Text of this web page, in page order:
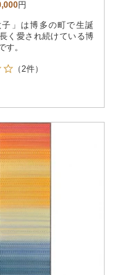
円
子」は博多の町で生誕
く愛され続けている博
す。
（2件）